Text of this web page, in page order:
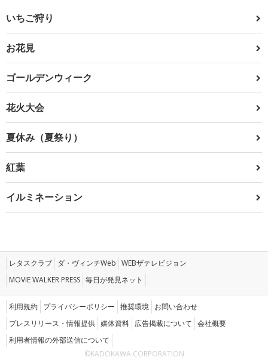
いちご狩り
お花見
ゴールデンウィーク
花火大会
夏休み（夏祭り）
紅葉
イルミネーション
レタスクラブ ダ・ヴィンチWeb WEBザテレビジョン
MOVIE WALKER PRESS 毎日が発見ネット
利用規約 プライバシーポリシー 推奨環境 お問い合わせ
プレスリリース・情報提供 媒体資料 広告掲載について 会社概要
利用者情報の外部送信について
©KADOKAWA CORPORATION